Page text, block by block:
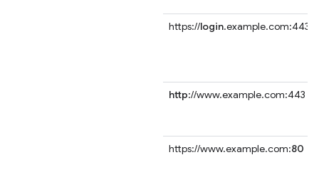
https://login.example.com:443
http://www.example.com:443
https://www.example.com:80